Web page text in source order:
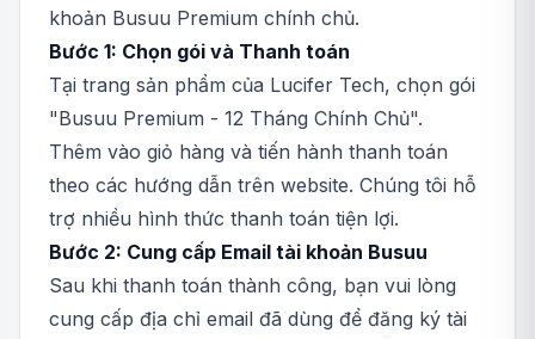
khoản Busuu Premium chính chủ.
Bước 1: Chọn gói và Thanh toán
Tại trang sản phẩm của Lucifer Tech, chọn gói
"Busuu Premium - 12 Tháng Chính Chủ".
Thêm vào giỏ hàng và tiến hành thanh toán
theo các hướng dẫn trên website. Chúng tôi hỗ
trợ nhiều hình thức thanh toán tiện lợi.
Bước 2: Cung cấp Email tài khoản Busuu
Sau khi thanh toán thành công, bạn vui lòng
cung cấp địa chỉ email đã dùng để đăng ký tài